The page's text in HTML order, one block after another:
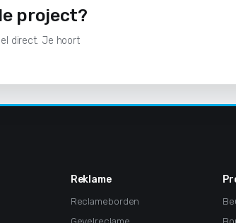
project?
direct. Je hoort
Reklame
Reclameborden
Gevelreclame